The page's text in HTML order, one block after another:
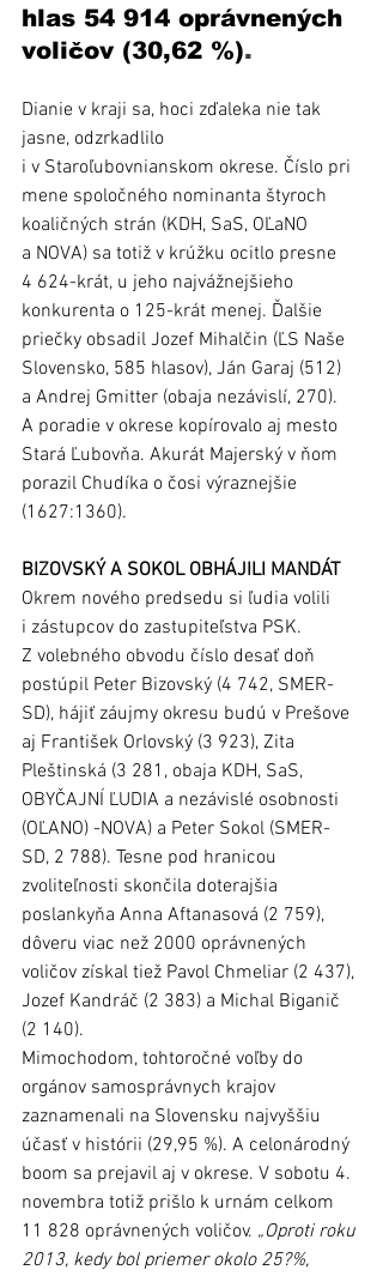
hlas 54 914 oprávnených
voličov (30,62 %).
Dianie v kraji sa, hoci zďaleka nie tak
jasne, odzrkadlilo
i v Staroľubovnianskom okrese. Číslo pri
mene spoločného nominanta štyroch
koaličných strán (KDH, SaS, OĽaNO
a NOVA) sa totiž v krúžku ocitlo presne
4 624-krát, u jeho najvážnejšieho
konkurenta o 125-krát menej. Ďalšie
priečky obsadil Jozef Mihalčin (ĽS Naše
Slovensko, 585 hlasov), Ján Garaj (512)
a Andrej Gmitter (obaja nezávislí, 270).
A poradie v okrese kopírovalo aj mesto
Stará Ľubovňa. Akurát Majerský v ňom
porazil Chudíka o čosi výraznejšie
(1627:1360).
BIZOVSKÝ A SOKOL OBHÁJILI MANDÁT
Okrem nového predsedu si ľudia volili
i zástupcov do zastupiteľstva PSK.
Z volebného obvodu číslo desať doň
postúpil Peter Bizovský (4 742, SMER-
SD), hájiť záujmy okresu budú v Prešove
aj František Orlovský (3 923), Zita
Pleštinská (3 281, obaja KDH, SaS,
OBYČAJNÍ ĽUDIA a nezávislé osobnosti
(OĽANO) -NOVA) a Peter Sokol (SMER-
SD, 2 788). Tesne pod hranicou
zvoliteľnosti skončila doterajšia
poslankyňa Anna Aftanasová (2 759),
dôveru viac než 2000 oprávnených
voličov získal tiež Pavol Chmeliar (2 437),
Jozef Kandráč (2 383) a Michal Biganič
(2 140).
Mimochodom, tohtoročné voľby do
orgánov samosprávnych krajov
zaznamenali na Slovensku najvyššiu
účasť v histórii (29,95 %). A celonárodný
boom sa prejavil aj v okrese. V sobotu 4.
novembra totiž prišlo k urnám celkom
11 828 oprávnených voličov. „Oproti roku
2013, kedy bol priemer okolo 25?%,